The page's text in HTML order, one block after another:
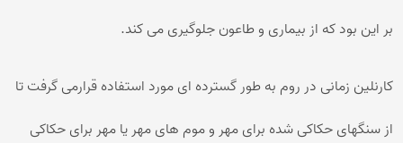
بر این بود که از بیماری و طاعون جلوگیری می کند.
کارنلین زمانی در روم به طور گسترده ای مورد استفاده قرارمی گرفت تا
از سنگهای حکاکی شده برای مهر و موم های مهر یا مهر برای حکاکی